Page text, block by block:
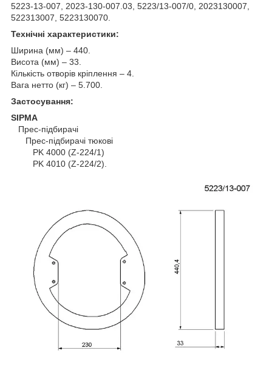
5223-13-007, 2023-130-007.03, 5223/13-007/0, 2023130007,
522313007, 5223130070.
Технічні характеристики:
Ширина (мм) – 440.
Висота (мм) – 33.
Кількість отворів кріплення – 4.
Вага нетто (кг) – 5.700.
Застосування:
SIPMA
Прес-підбирачі
Прес-підбирачі тюкові
PK 4000 (Z-224/1)
PK 4010 (Z-224/2).